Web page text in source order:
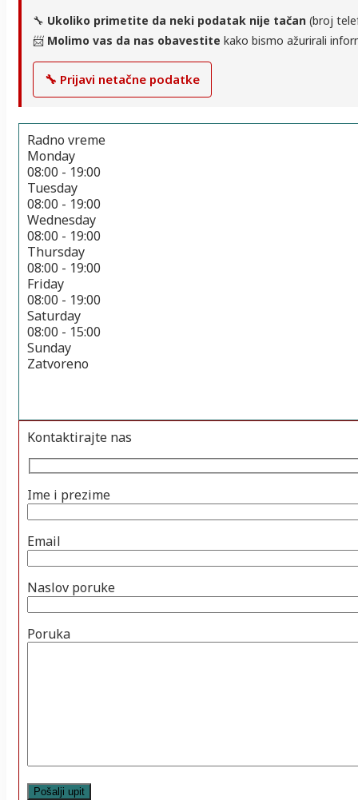
🔧 Ukoliko primetite da neki podatak nije tačan (broj
📨 Molimo vas da nas obavestite kako bismo ažurirali
🔧 Prijavi netačne podatke
Radno vreme
Monday
08:00 - 19:00
Tuesday
08:00 - 19:00
Wednesday
08:00 - 19:00
Thursday
08:00 - 19:00
Friday
08:00 - 19:00
Saturday
08:00 - 15:00
Sunday
Zatvoreno
Kontaktirajte nas
Ime i prezime
Email
Naslov poruke
Poruka